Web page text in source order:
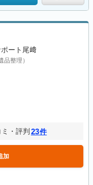
ート尾﨑
品整理）
・評判 23件
加